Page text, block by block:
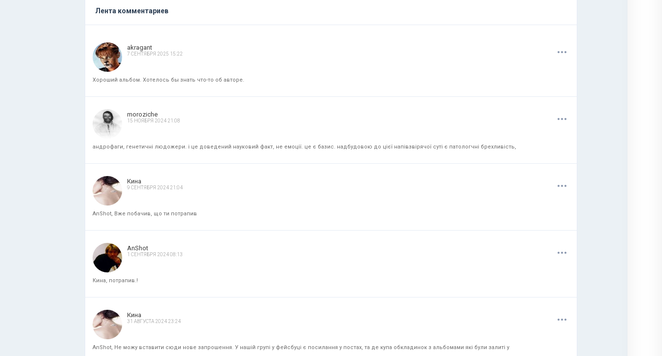
Лента комментариев
akragant
7 СЕНТЯБРЯ 2025 15:22 ...
Хороший альбом. Хотелось бы знать что-то об авторе.
moroziche
15 НОЯБРЯ 2024 21:08 ...
андрофаги, генетичні людожери. і це доведений науковий факт, не емоції. це є базис. надбудовою до цієї напівзвірячої суті є патологчні брехливість,
Кина
9 СЕНТЯБРЯ 2024 21:04 ...
AnShot, Вже побачив, що ти потрапив
AnShot
1 СЕНТЯБРЯ 2024 08:13 ...
Кина, потрапив.!
Кина
31 АВГУСТА 2024 23:24 ...
AnShot, Не можу вставити сюди нове запрошення. У нашій групі у фейсбуці є посилання у постах, та де купа обкладинок з альбомами які були залиті у